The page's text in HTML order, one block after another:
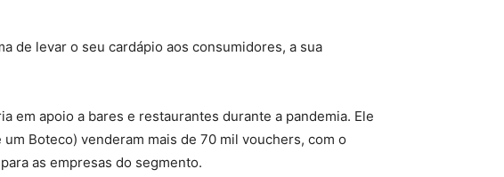
de levar o seu cardápio aos consumidores, a sua
em apoio a bares e restaurantes durante a pandemia. Ele
Boteco) venderam mais de 70 mil vouchers, com o
as empresas do segmento.